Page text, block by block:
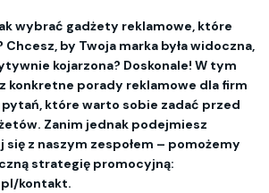
wybrać gadżety reklamowe, które
Chcesz, by Twoja marka była widoczna,
kojarzona? Doskonale! W tym
konkretne porady reklamowe dla firm
które warto sobie zadać przed
Zanim jednak podejmiesz
z naszym zespołem – pomożemy
strategię promocyjną:
kontakt.